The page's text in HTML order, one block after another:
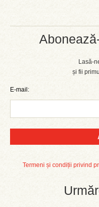
Lasă-
și fii
E-mail:
Termeni și condiții privind